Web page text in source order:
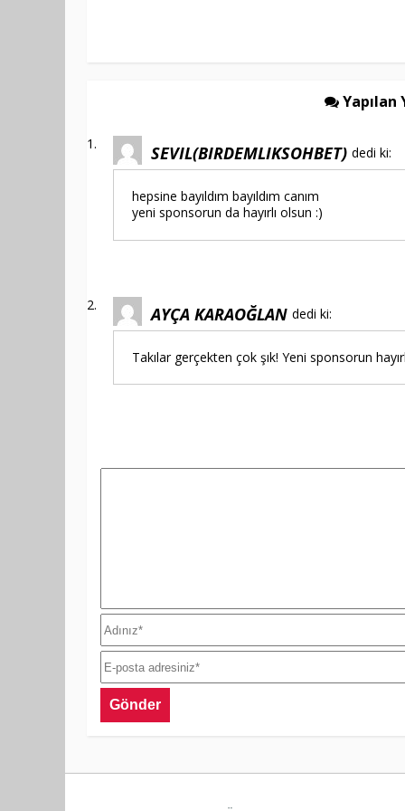
Yapılan
SEVIL(BIRDEMLIKSOHBET) dedi ki:
hepsine bayıldım bayıldım canım
yeni sponsorun da hayırlı olsun :)
AYÇA KARAOĞLAN dedi ki:
Takılar gerçekten çok şık! Yeni sponsorun